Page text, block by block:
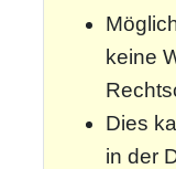
keine
Dies
in der